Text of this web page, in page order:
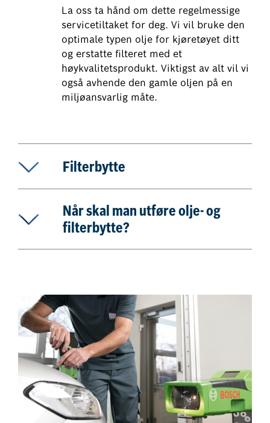
La oss ta hånd om dette regelmessige
servicetiltaket for deg. Vi vil bruke den
optimale typen olje for kjøretøyet ditt
og erstatte filteret med et
høykvalitetsprodukt. Viktigst av alt vil vi
også avhende den gamle oljen på en
miljøansvarlig måte.
Filterbytte
Når skal man utføre olje- og
filterbytte?